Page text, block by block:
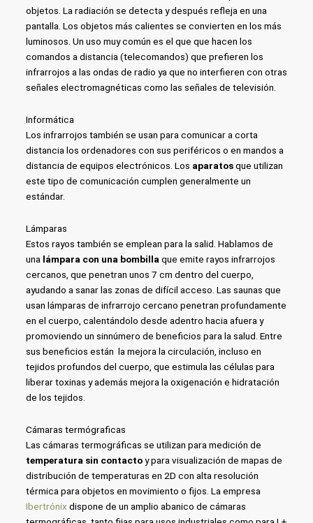
objetos. La radiación se detecta y después refleja en una
pantalla. Los objetos más calientes se convierten en los más
luminosos. Un uso muy común es el que que hacen los
comandos a distancia (telecomandos) que prefieren los
infrarrojos a las ondas de radio ya que no interfieren con otras
señales electromagnéticas como las señales de televisión.
Informática
Los infrarrojos también se usan para comunicar a corta
distancia los ordenadores con sus periféricos o en mandos a
distancia de equipos electrónicos. Los aparatosque utilizan
este tipo de comunicación cumplen generalmente un
estándar.
Lámparas
Estos rayos también se emplean para la salid. Hablamos de
una lámpara con una bombilla que emite rayos infrarrojos
cercanos, que penetran unos 7 cm dentro del cuerpo,
ayudando a sanar las zonas de difícil acceso. Las saunas que
usan lámparas de infrarrojo cercano penetran profundamente
en el cuerpo, calentándolo desde adentro hacia afuera y
promoviendo un sinnúmero de beneficios para la salud. Entre
sus beneficios están la mejora la circulación, incluso en
tejidos profundos del cuerpo, que estimula las células para
liberar toxinas y además mejora la oxigenación e hidratación
de los tejidos.
Cámaras termógraficas
Las cámaras termográficas se utilizan para medición de
temperatura sin contactoy para visualización de mapas de
distribución de temperaturas en 2D con alta resolución
térmica para objetos en movimiento o fijos. La empresa
Ibertrónix dispone de un amplio abanico de cámaras